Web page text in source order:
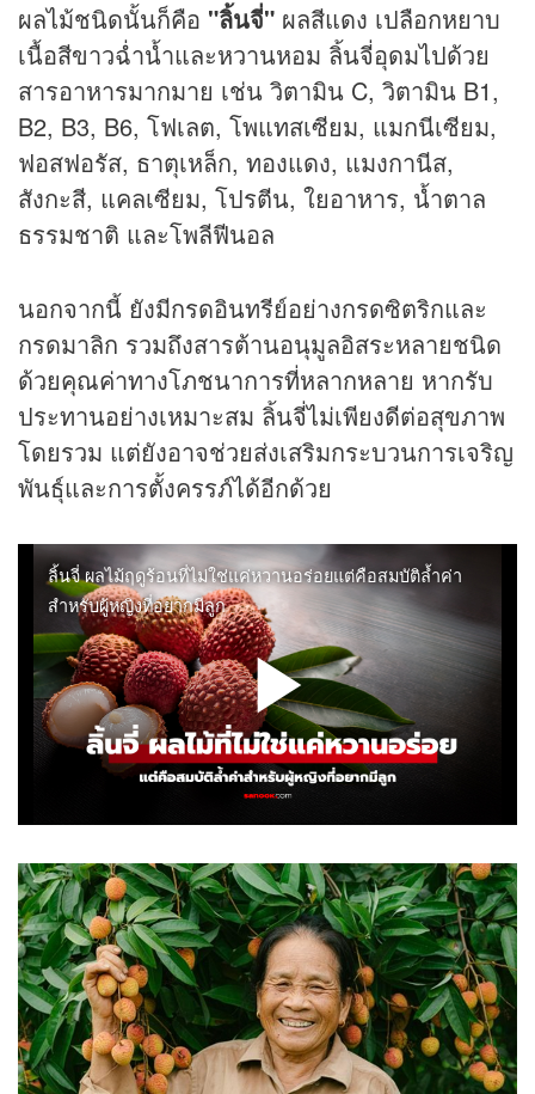
ผลไม้ชนิดนั้นก็คือ "ลิ้นจี่" ผลสีแดง เปลือกหยาบ
เนื้อสีขาวฉ่ำน้ำและหวานหอม ลิ้นจี่อุดมไปด้วย
สารอาหารมากมาย เช่น วิตามิน C, วิตามิน B1,
B2, B3, B6, โฟเลต, โพแทสเซียม, แมกนีเซียม,
ฟอสฟอรัส, ธาตุเหล็ก, ทองแดง, แมงกานีส,
สังกะสี, แคลเซียม, โปรตีน, ใยอาหาร, น้ำตาล
ธรรมชาติ และโพลีฟีนอล
นอกจากนี้ ยังมีกรดอินทรีย์อย่างกรดซิตริกและ
กรดมาลิก รวมถึงสารต้านอนุมูลอิสระหลายชนิด
ด้วยคุณค่าทางโภชนาการที่หลากหลาย หากรับ
ประทานอย่างเหมาะสม ลิ้นจี่ไม่เพียงดีต่อสุขภาพ
โดยรวม แต่ยังอาจช่วยส่งเสริมกระบวนการเจริญ
พันธุ์และการตั้งครรภ์ได้อีกด้วย